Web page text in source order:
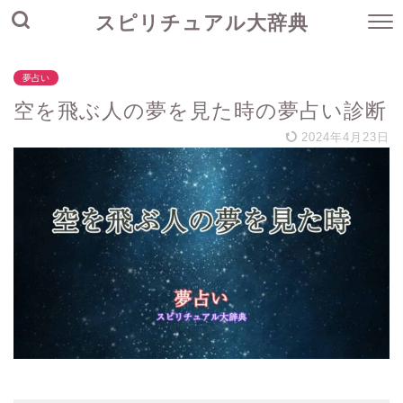
スピリチュアル大辞典
夢占い
空を飛ぶ人の夢を見た時の夢占い診断
2024年4月23日